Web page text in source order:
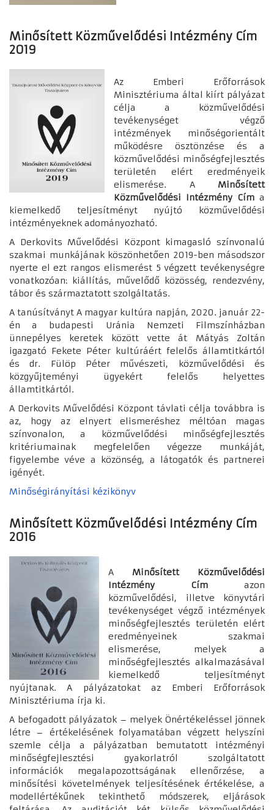
Minősített Közművelődési Intézmény Cím
2019
Az Emberi Erőforrások
Minisztériuma által kiírt pályázat
célja a közművelődési
tevékenységet végző
intézmények minőségorientált
működésre ösztönzése és a
közművelődési minőségfejlesztés
területén elért eredményeik
elismerése. A Minősített
Közművelődési Intézmény Címa
kiemelkedő teljesítményt nyújtó közművelődési
intézményeknek adományozható.
A Derkovits Művelődési Központ kimagasló színvonalú
szakmai munkájának köszönhetően 2019-ben másodszor
nyerte el ezt rangos elismerést 5 végzett tevékenységre
vonatkozóan: kiállítás, művelődő közösség, rendezvény,
tábor és származtatott szolgáltatás.
A tanúsítványt A magyar kultúra napján, 2020. január 22-
én a budapesti Uránia Nemzeti Filmszínházban
ünnepélyes keretek között vette át Mátyás Zoltán
igazgató Fekete Péter kultúráért felelős államtitkártól
és dr. Fülöp Péter művészeti, közművelődési és
közgyűjteményi ügyekért felelős helyettes
államtitkártól.
A Derkovits Művelődési Központ távlati célja továbbra is
az, hogy az elnyert elismeréshez méltóan magas
színvonalon, a közművelődési minőségfejlesztés
kritériumainak megfelelően végezze munkáját,
figyelembe véve a közönség, a látogatók és partnerei
igényét.
Minőségirányítási kézikönyv
Minősített Közművelődési Intézmény Cím
2016
A Minősített Közművelődési
Intézmény Címazon
közművelődési, illetve könyvtári
tevékenységet végző intézmények
minőségfejlesztés területén elért
eredményeinek szakmai
elismerése, melyek a
minőségfejlesztés alkalmazásával
kiemelkedő teljesítményt
nyújtanak. A pályázatokat az Emberi Erőforrások
Minisztériuma írja ki.
A befogadott pályázatok – melyek Önértékeléssel jönnek
létre – értékelésének folyamatában végzett helyszíni
szemle célja a pályázatban bemutatott intézményi
minőségfejlesztési gyakorlatról szolgáltatott
információk megalapozottságának ellenőrzése, a
minősítési követelmények teljesítésének értékelése, a
modellértékűnek tekinthető módszerek, eljárások